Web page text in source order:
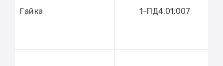
Гайка 1-ПД4.01.007